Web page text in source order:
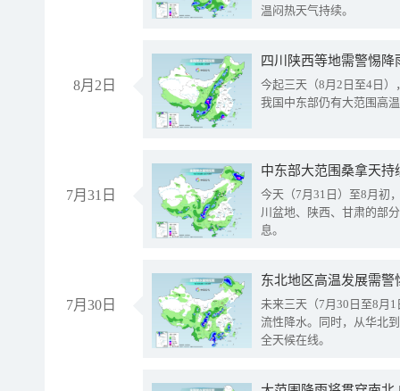
温闷热天气持续。
8月2日
今起三天（8月2日至4日
我国中东部仍有大范围高
7月31日
中东部大范围桑拿天
今天（7月31日）至8月初
川盆地、陕西、甘肃的部
息。
7月30日
东北地区高温发展需
未来三天（7月30日至8月
流性降水。同时，从华北
全天候在线。